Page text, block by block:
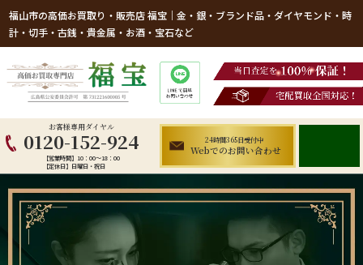
福山市の高価お買取り・販売店 福宝｜金・銀・ブランド品・ダイヤモンド・時
計・切手・古銭・貴金属・お酒・宝石など
お客様専用ダイヤル
0120-152-924
【営業時間】10：00～18：00
【定休日】日曜日・祝日
24時間365日受付中
Webでのお問い合わせ